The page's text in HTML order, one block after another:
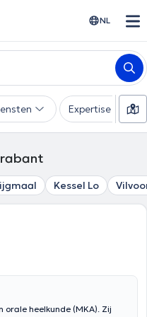
NL
Expertise
Kessel Lo
orale heelkunde (MKA). Zij